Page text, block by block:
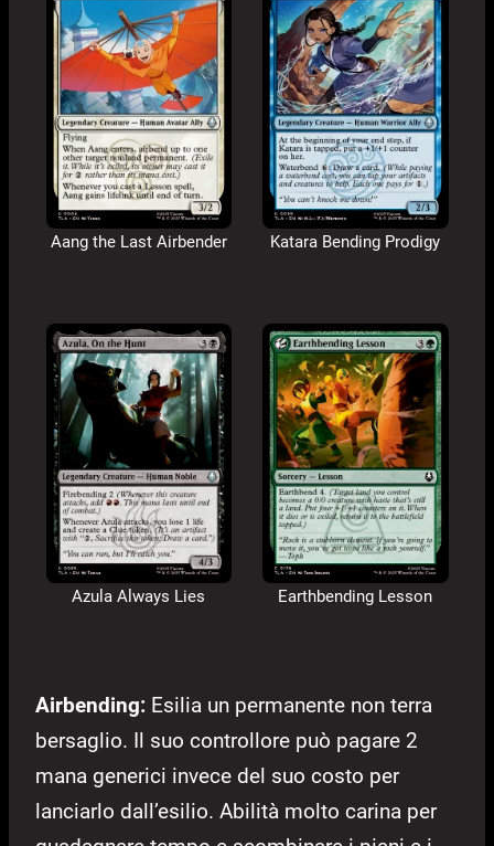
Aang the Last Airbender Katara Bending Prodigy
Azula Always Lies Earthbending Lesson
Airbending: Esilia un permanente non terra
bersaglio. Il suo controllore può pagare 2
mana generici invece del suo costo per
lanciarlo dall’esilio. Abilità molto carina per